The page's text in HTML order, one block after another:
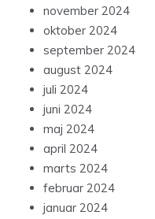
november 2024
oktober 2024
september 2024
august 2024
juli 2024
juni 2024
maj 2024
april 2024
marts 2024
februar 2024
januar 2024